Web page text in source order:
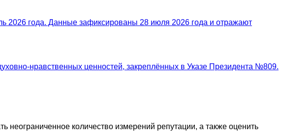
2026 года. Данные зафиксированы 28 июля 2026 года и отражают
нравственных ценностей, закреплённых в Указе Президента №809.
количество измерений репутации, а также оценить